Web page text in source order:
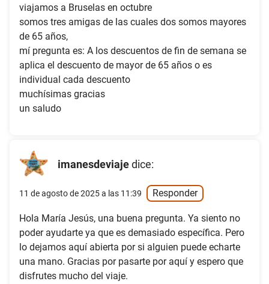
viajamos a Bruselas en octubre
somos tres amigas de las cuales dos somos mayores
de 65 años,
mí pregunta es: A los descuentos de fin de semana se
aplica el descuento de mayor de 65 años o es
individual cada descuento
muchísimas gracias
un saludo
imanesdeviajedice:
11 de agosto de 2025 a las 11:39 Responder
Hola María Jesús, una buena pregunta. Ya siento no
poder ayudarte ya que es demasiado específica. Pero
lo dejamos aquí abierta por si alguien puede echarte
una mano. Gracias por pasarte por aquí y espero que
disfrutes mucho del viaje.